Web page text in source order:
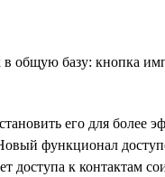
в общую базу: кнопка
его для более
функционал
доступа к контактам